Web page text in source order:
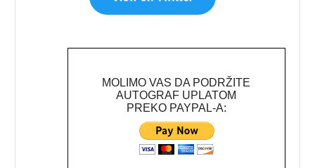
MOLIMO VAS DA PODRŽITE
AUTOGRAF UPLATOM
PREKO PAYPAL-A: